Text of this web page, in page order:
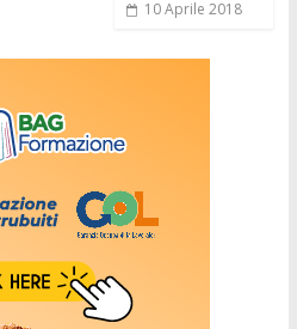
10 Aprile 2018